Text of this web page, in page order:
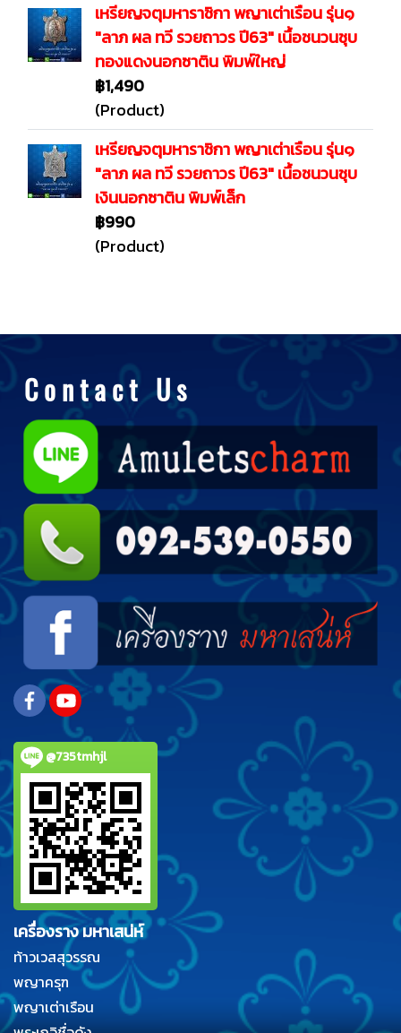
เหรียญจตุมหาราชิกา พญาเต่าเรือน รุ่น๑
"ลาภ ผล ทวี รวยถาวร ปี63" เนื้อชนวนชุบ
ทองแดงนอกซาติน พิมพ์ใหญ่
฿1,490
(Product)
เหรียญจตุมหาราชิกา พญาเต่าเรือน รุ่น๑
"ลาภ ผล ทวี รวยถาวร ปี63" เนื้อชนวนชุบ
เงินนอกซาติน พิมพ์เล็ก
฿990
(Product)
C o n t a c t U s
@735tmhjl
เครื่องราง มหาเสน่ห์
ท้าวเวสสุวรรณ
พญาครุฑ
พญาเต่าเรือน